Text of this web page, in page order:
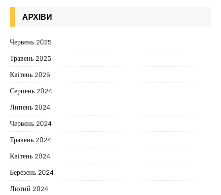
АРХІВИ
Червень 2025
Травень 2025
Квітень 2025
Серпень 2024
Липень 2024
Червень 2024
Травень 2024
Квітень 2024
Березень 2024
Лютий 2024